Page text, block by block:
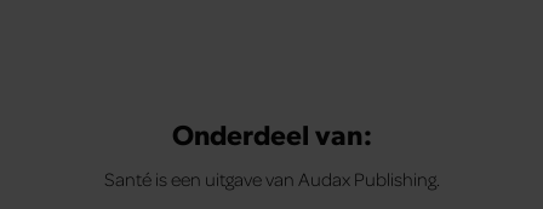
Onderdeel van:
Santé is een uitgave van Audax Publishing.